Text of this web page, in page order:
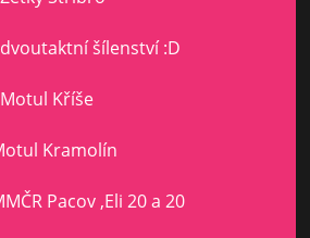
šílenství :D
Kříše
Kramolín
Pacov ,Eli 20 a 20